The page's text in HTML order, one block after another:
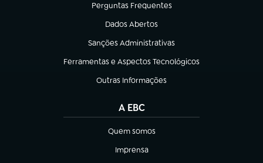
Perguntas Frequentes
(abre em nova aba)
Dados Abertos
(abre em nova aba)
Sanções Administrativas
(abre em nova aba)
Ferramentas e Aspectos Tecnológicos
(abre em nova aba)
Outras Informações
(abre em nova aba)
A EBC
Quem somos
(abre em nova aba)
Imprensa
(abre em nova aba)